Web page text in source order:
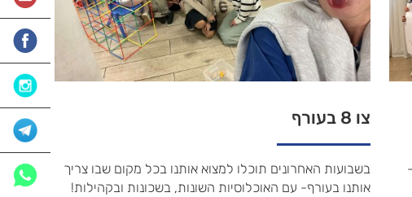
צו 8 בעורף
בשבועות האחרונים תוכלו למצוא אותנו בכל מקום שבו צריך
אותנו בעורף- עם האוכלוסיות השונות, בשכונות ובקהילות!